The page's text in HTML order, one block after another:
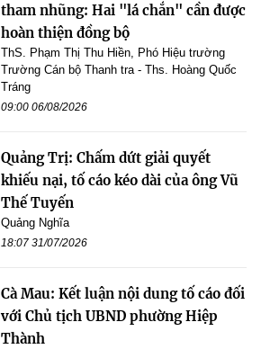
tham nhũng: Hai "lá chắn" cần được
hoàn thiện đồng bộ
ThS. Phạm Thị Thu Hiền, Phó Hiệu trường
Trường Cán bộ Thanh tra - Ths. Hoàng Quốc
Tráng
09:00 06/08/2026
Quảng Trị: Chấm dứt giải quyết
khiếu nại, tố cáo kéo dài của ông Vũ
Thế Tuyến
Quảng Nghĩa
18:07 31/07/2026
Cà Mau: Kết luận nội dung tố cáo đối
với Chủ tịch UBND phường Hiệp
Thành